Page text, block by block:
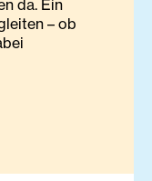
da. Ein
– ob